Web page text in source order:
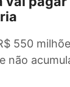
vai
550
e não